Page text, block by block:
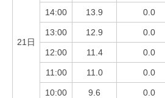
21日
14:00 13.9 0.0
13:00 12.9 0.0
12:00 11.4 0.0
11:00 11.0 0.0
10:00 9.6 0.0